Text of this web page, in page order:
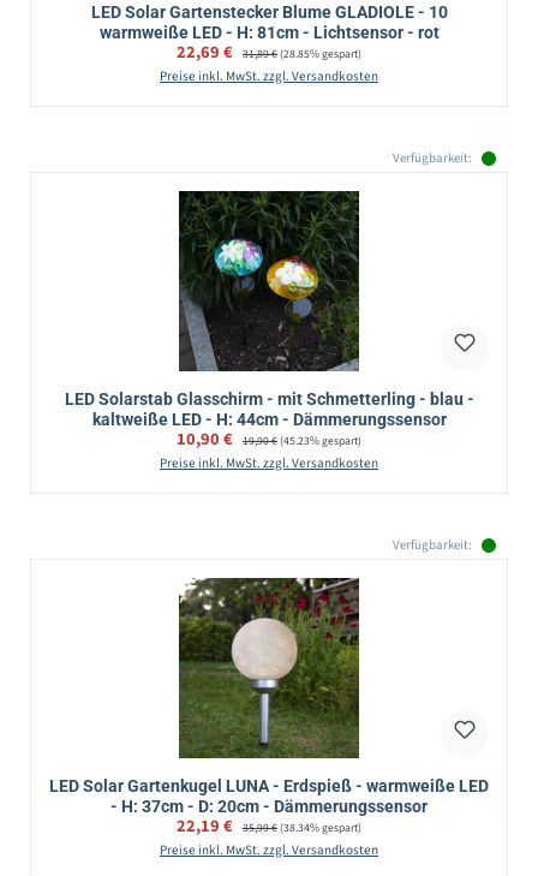
LED Solar Gartenstecker Blume GLADIOLE - 10
warmweiße LED - H: 81cm - Lichtsensor - rot
Verkaufspreis:
22,69 € Regulärer Preis:
31,89 €(28.85% gespart)
Preise inkl. MwSt. zzgl. Versandkosten
Verfügbarkeit:
LED Solarstab Glasschirm - mit Schmetterling - blau -
kaltweiße LED - H: 44cm - Dämmerungssensor
Verkaufspreis:
10,90 € Regulärer Preis:
19,90 €(45.23% gespart)
Preise inkl. MwSt. zzgl. Versandkosten
Verfügbarkeit:
LED Solar Gartenkugel LUNA - Erdspieß - warmweiße LED
- H: 37cm - D: 20cm - Dämmerungssensor
Verkaufspreis:
22,19 € Regulärer Preis:
35,99 €(38.34% gespart)
Preise inkl. MwSt. zzgl. Versandkosten